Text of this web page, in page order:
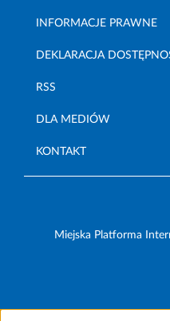
INFORMACJE PRAWNE
DEKLARACJA
RSS
DLA MEDIÓW
KONTAKT
Miejska Platforma